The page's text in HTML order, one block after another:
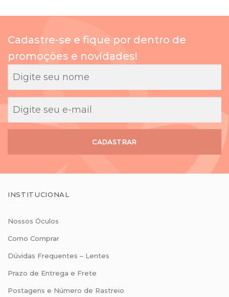
mesmo para
compras.
Cadastre-se e fique por dentro de
promoções e novidades!
CADASTRAR
INSTITUCIONAL
Nossos Óculos
Como Comprar
Dúvidas Frequentes – Lentes
Prazo de Entrega e Frete
Postagens e Número de Rastreio